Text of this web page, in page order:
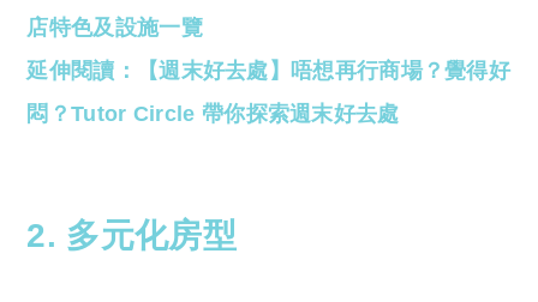
店特色及設施一覽
延伸閱讀：【週末好去處】唔想再行商場？覺得好
悶？Tutor Circle 帶你探索週末好去處
2. 多元化房型